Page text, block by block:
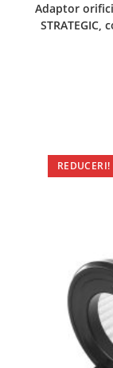
Adaptor
REDUCERI!